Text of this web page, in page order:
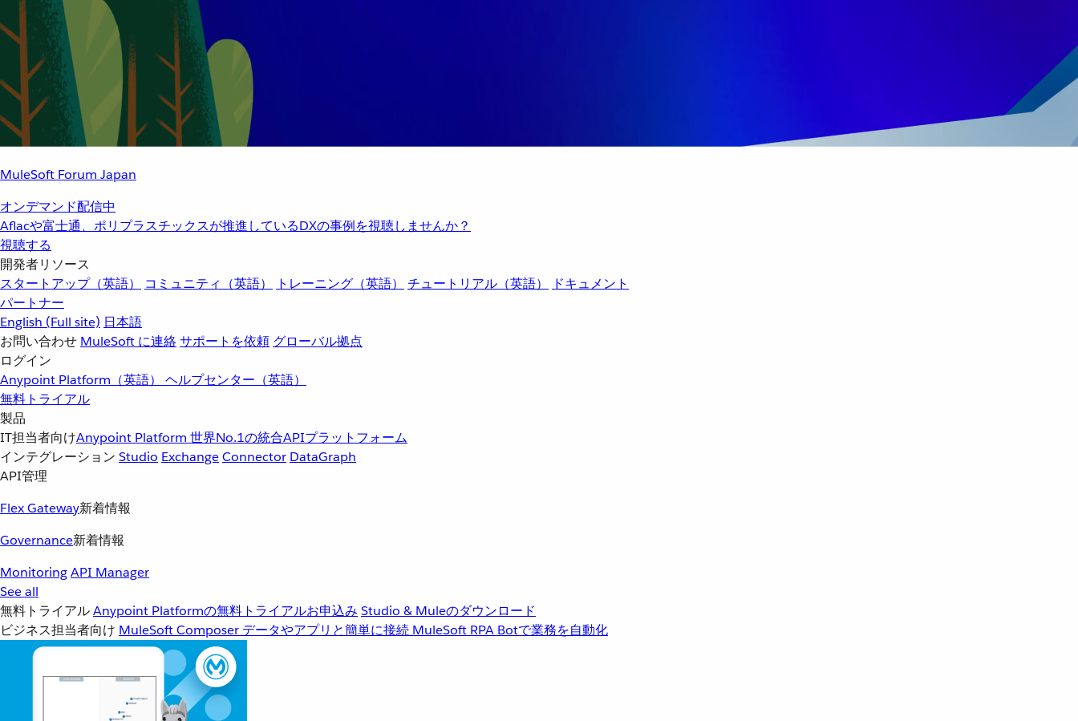
MuleSoft Forum Japan
オンデマンド配信中
Aflacや富士通、ポリプラスチックスが推進しているDXの事例を視聴しませんか？
視聴する
開発者リソース
スタートアップ（英語）
コミュニティ（英語） トレーニング（英語） チュートリアル（英語）
ドキュメント
パートナー
English (Full site) 日本語
お問い合わせ MuleSoft に連絡サポートを依頼 グローバル拠点
ログイン
Anypoint Platform（英語） ヘルプセンター（英語）
無料トライアル
製品
IT担当者向けAnypoint Platform 世界No.1の統合APIプラットフォーム
インテグレーション Studio ExchangeConnector DataGraph
API管理
Flex Gateway新着情報
Governance新着情報
MonitoringAPI Manager
See all
無料トライアルAnypoint Platformの無料トライアルお申込み Studio & Muleのダウンロード
ビジネス担当者向け MuleSoft Composer データやアプリと簡単に接続 MuleSoft RPA Botで業務を自動化